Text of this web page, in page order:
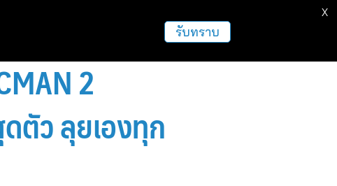
ฝากข่าวประชาสัมพันธ์
2
ตัว ลุยเองทุก
รับทราบ
X